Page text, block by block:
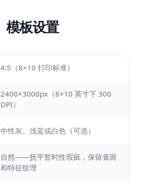
模板设置
4:5（8×10 打印标准）
2400×3000px（8×10 英寸下 300
DPI）
中性灰、浅蓝或白色（可选）
自然——抚平暂时性瑕疵，保留雀斑
和特征纹理